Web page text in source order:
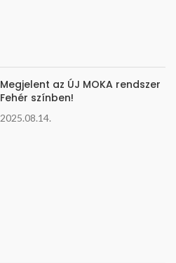
Megjelent az ÚJ MOKA rendszer
Fehér színben!
2025.08.14.